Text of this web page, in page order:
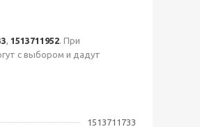
, 1513711952. При
с выбором и дадут
1513711733